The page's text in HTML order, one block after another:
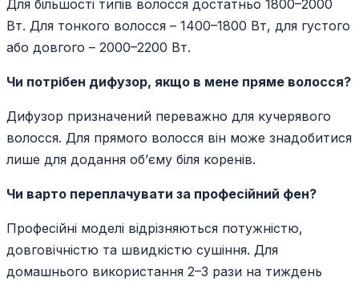
Для більшості типів волосся достатньо 1800–2000
Вт. Для тонкого волосся – 1400–1800 Вт, для густого
або довгого – 2000–2200 Вт.
Чи потрібен дифузор, якщо в мене пряме волосся?
Дифузор призначений переважно для кучерявого
волосся. Для прямого волосся він може знадобитися
лише для додання об’єму біля коренів.
Чи варто переплачувати за професійний фен?
Професійні моделі відрізняються потужністю,
довговічністю та швидкістю сушіння. Для
домашнього використання 2–3 рази на тиждень